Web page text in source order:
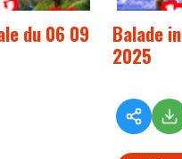
du 06 09
Balade
2025